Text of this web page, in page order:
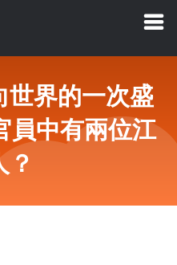
世界的一次盛
員中有兩位江
？